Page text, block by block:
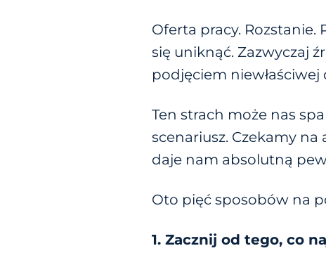
Oferta pracy.
się uniknąć. Zazwyczaj
podjęciem niewłaściwej
Ten strach może nas
scenariusz. Czekamy na
daje nam absolutną
Oto pięć sposobów na
1. Zacznij od tego, co